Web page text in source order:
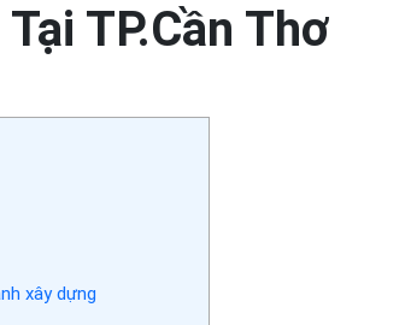
TP.Cần Thơ
xây dựng